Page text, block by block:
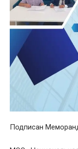
Подписан